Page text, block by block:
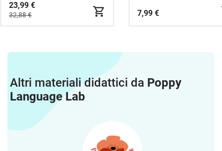
23,99 €
32,88 € 7,99 €
Altri materiali didattici da Poppy
Language Lab